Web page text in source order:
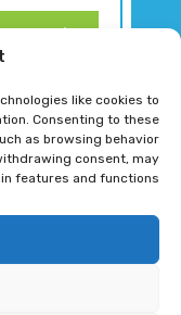
like cookies to
Consenting to these
as browsing behavior
consent, may
features and functions.